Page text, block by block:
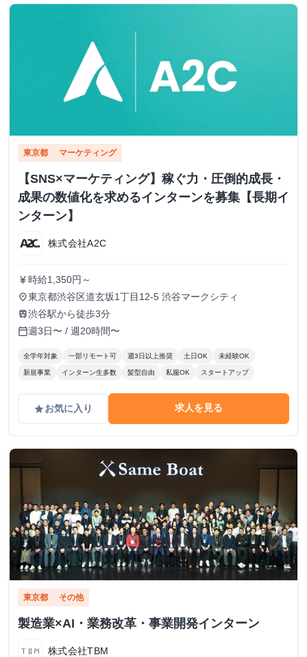
東京都 マーケティング
【SNS×マーケティング】稼ぐ力・圧倒的成長・
成果の数値化を求めるインターンを募集【長期イ
ンターン】
株式会社A2C
currency_yen 時給1,350円～
place東京都渋谷区道玄坂1丁目12-5 渋谷マークシティ
train渋谷駅から徒歩3分
calendar_today週3日〜 / 週20時間〜
全学年対象 一部リモート可 週3日以上推奨 土日OK 未経験OK
新規事業 インターン生多数 髪型自由 私服OK スタートアップ
gradeお気に入り 求人を見る
東京都 その他
製造業×AI・業務改革・事業開発インターン
株式会社TBM